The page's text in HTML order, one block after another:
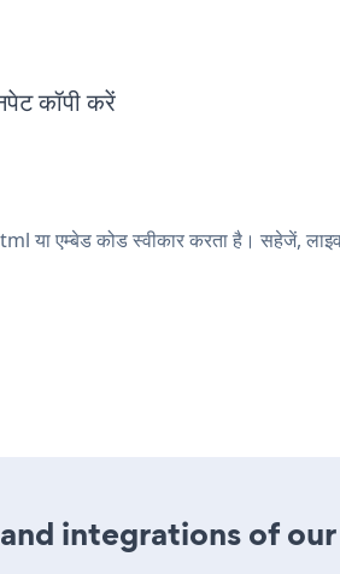
कॉपी करें
या एम्बेड कोड स्वीकार करता है। सहेजें,
integrations of